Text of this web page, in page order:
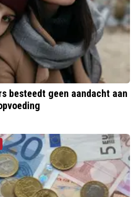
besteedt geen aandacht aan